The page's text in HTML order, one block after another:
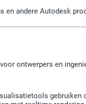
en andere Autodesk
ontwerpers en
gebruiken